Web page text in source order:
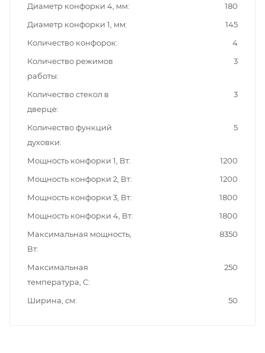
Диаметр конфорки 4, мм
180
Диаметр конфорки 1, мм
145
Количество конфорок
4
Количество режимов
работы
3
Количество стекол в
дверце
3
Количество функций
духовки
5
Мощность конфорки 1, Вт
1200
Мощность конфорки 2, Вт
1200
Мощность конфорки 3, Вт
1800
Мощность конфорки 4, Вт
1800
Максимальная мощность,
Вт
8350
Максимальная
температура, С
250
Ширина, см 50